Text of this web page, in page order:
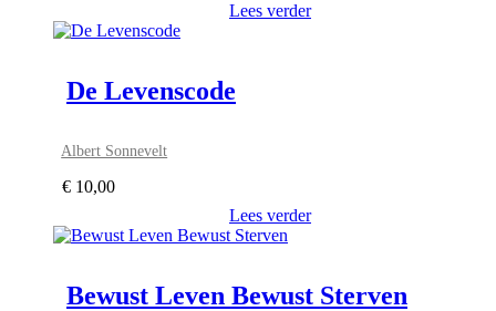
Lees verder
De Levenscode
Albert Sonnevelt
€ 10,00
Lees verder
Bewust Leven Bewust Sterven